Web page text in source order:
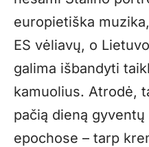
europietiška
ES vėliavų, o
galima išbandyti
kamuolius. Atrodė,
pačią dieną
epochose – tarp